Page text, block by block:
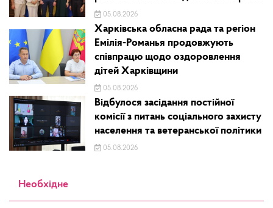
05.08.2026
Харківська обласна рада та регіон
Емілія-Романья продовжують
співпрацю щодо оздоровлення
дітей Харківщини
05.08.2026
Відбулося засідання постійної
комісії з питань соціального захисту
населення та ветеранської політики
05.08.2026
Необхідне